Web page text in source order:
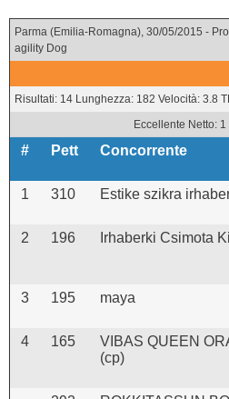
Parma (Emilia-Romagna), 30/05/2015 -
agility Dog
Risultati: 14 Lunghezza: 182 Velocità: 3.8
Eccellente Netto:
# Pett Concorrente
1 310 Estike szikra
2 196 Irhaberki Csimota
3 195 maya
4 165
VIBAS QUEEN
(cp)